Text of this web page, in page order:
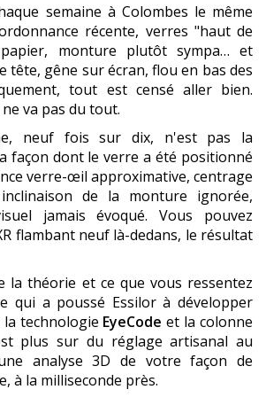
semaine à Colombes le même
récente, verres "haut de
monture plutôt sympa… et
tête, gêne sur écran, flou en bas des
tout est censé aller bien.
va pas du tout.
neuf fois sur dix, n'est pas la
façon dont le verre a été positionné
verre-œil approximative, centrage
de la monture ignorée,
jamais évoqué. Vous pouvez
flambant neuf là-dedans, le résultat
la théorie et ce que vous ressentez
qui a poussé Essilor à développer
technologie EyeCode et la colonne
plus sur du réglage artisanal au
analyse 3D de votre façon de
à la milliseconde près.